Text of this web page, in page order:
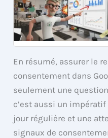
En résumé, assurer le
consentement dans
seulement une
c’est aussi un
jour régulière et une
signaux de